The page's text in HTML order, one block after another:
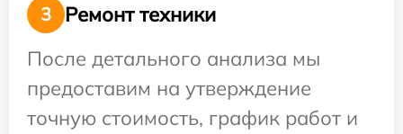
3
Ремонт техники
После детального анализа мы
предоставим на утверждение
точную стоимость, график работ и